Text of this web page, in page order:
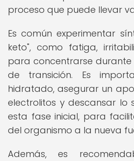
proceso que puede llevar
Es común experimentar
keto", como fatiga,
para concentrarse
de transición. Es
hidratado, asegurar un
electrolitos y descansar lo
esta fase inicial, para
del organismo a la nueva
Además, es